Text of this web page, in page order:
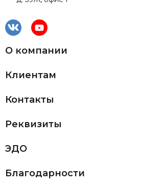
О компании
Клиентам
Контакты
Реквизиты
ЭДО
Благодарности